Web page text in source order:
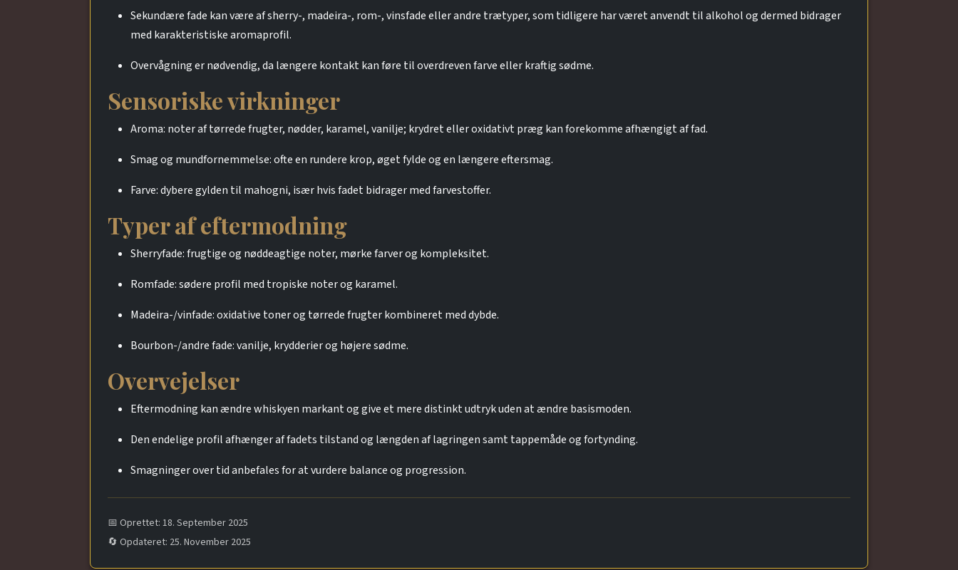
Sekundære fade kan være af sherry-, madeira-, rom-, vinsfade eller andre trætyper, som tidligere har været anvendt til alkohol og dermed bidrager
med karakteristiske aromaprofil.
Overvågning er nødvendig, da længere kontakt kan føre til overdreven farve eller kraftig sødme.
Sensoriske virkninger
Aroma: noter af tørrede frugter, nødder, karamel, vanilje; krydret eller oxidativt præg kan forekomme afhængigt af fad.
Smag og mundfornemmelse: ofte en rundere krop, øget fylde og en længere eftersmag.
Farve: dybere gylden til mahogni, især hvis fadet bidrager med farvestoffer.
Typer af eftermodning
Sherryfade: frugtige og nøddeagtige noter, mørke farver og kompleksitet.
Romfade: sødere profil med tropiske noter og karamel.
Madeira-/vinfade: oxidative toner og tørrede frugter kombineret med dybde.
Bourbon-/andre fade: vanilje, krydderier og højere sødme.
Overvejelser
Eftermodning kan ændre whiskyen markant og give et mere distinkt udtryk uden at ændre basismoden.
Den endelige profil afhænger af fadets tilstand og længden af lagringen samt tappemåde og fortynding.
Smagninger over tid anbefales for at vurdere balance og progression.
📅 Oprettet: 18. September 2025
🔄 Opdateret: 25. November 2025